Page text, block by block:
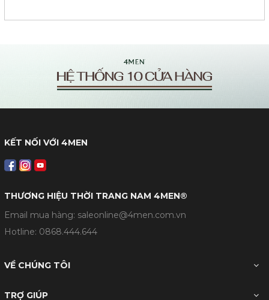
KẾT NỐI VỚI 4MEN
THƯƠNG HIỆU THỜI TRANG NAM 4MEN®
Email mua hàng: saleonline@4men.com.vn
Hotline: 0868.444.644
VỀ CHÚNG TÔI
TRỢ GIÚP